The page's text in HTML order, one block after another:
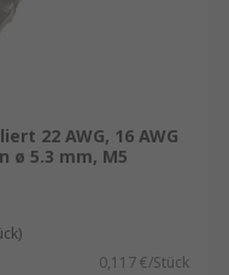
22 AWG, 16 AWG
ø 5.3 mm, M5
0,117 €/Stück